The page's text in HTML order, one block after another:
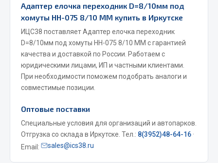
Система выпуска газа
Сцепление
Коробка передач
Коробка передач ZF
Показать ещё
Весь раздел
Запчасти МАЗ
Адаптер елочка переходник D=8/10мм под
хомуты НН-075 8/10 ММ купить в Иркутске
ИЦС38 поставляет Адаптер елочка переходник
D=8/10мм под хомуты НН-075 8/10 ММ с гарантией
качества и доставкой по России. Работаем с
юридическими лицами, ИП и частными клиентами.
При необходимости поможем подобрать аналоги и
совместимые позиции.
Оптовые поставки
Специальные условия для организаций и автопарков.
Отгрузка со склада в Иркутске. Тел.: 8(3952)48-64-16 ·
Email:
sales@ics38.ru